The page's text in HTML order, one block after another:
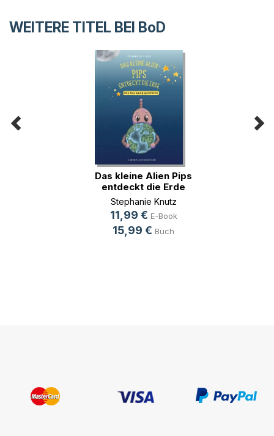
WEITERE TITEL BEI BoD
Das kleine Alien Pips
entdeckt die Erde
Stephanie Knutz
11,99 € E-Book
15,99 € Buch